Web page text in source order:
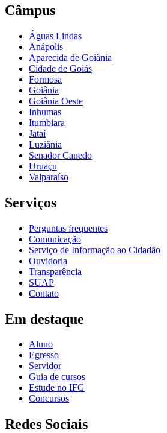
Câmpus
Águas Lindas
Anápolis
Aparecida de Goiânia
Cidade de Goiás
Formosa
Goiânia
Goiânia Oeste
Inhumas
Itumbiara
Jataí
Luziânia
Senador Canedo
Uruaçu
Valparaíso
Serviços
Perguntas frequentes
Comunicação
Serviço de Informação ao Cidadão
Ouvidoria
Transparência
SUAP
Contato
Em destaque
Aluno
Egresso
Servidor
Guia de cursos
Estude no IFG
Concursos
Redes Sociais